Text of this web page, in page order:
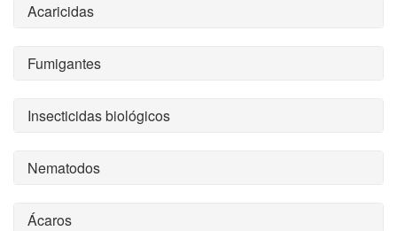
Acaricidas
Fumigantes
Insecticidas biológicos
Nematodos
Ácaros